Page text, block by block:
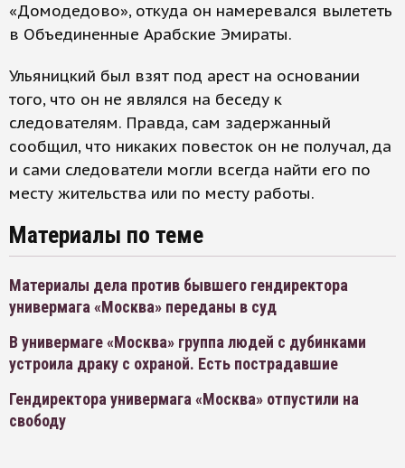
«Домодедово», откуда он намеревался вылететь
в Объединенные Арабские Эмираты.
Ульяницкий был взят под арест на основании
того, что он не являлся на беседу к
следователям. Правда, сам задержанный
сообщил, что никаких повесток он не получал, да
и сами следователи могли всегда найти его по
месту жительства или по месту работы.
Материалы по теме
Материалы дела против бывшего гендиректора
универмага «Москва» переданы в суд
В универмаге «Москва» группа людей с дубинками
устроила драку с охраной. Есть пострадавшие
Гендиректора универмага «Москва» отпустили на
свободу